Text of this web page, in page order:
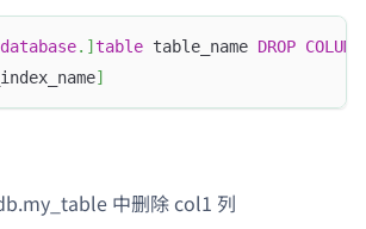
database. ] table table_name DROP COLUMN
]
中删除 col1 列